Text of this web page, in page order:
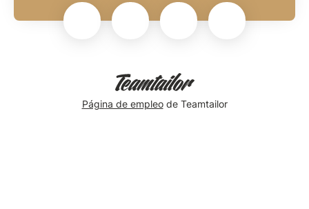
Página de empleode Teamtailor